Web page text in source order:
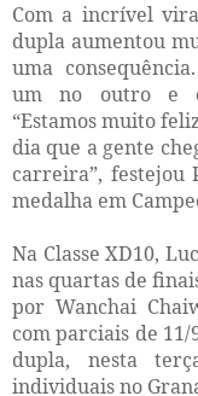
Com a incrível
dupla aumentou
uma
um no outro e
“Estamos muito
dia que a gente
carreira”, festejou
medalha em
Na Classe XD10,
nas quartas de
por Wanchai
com parciais de
dupla, nesta
individuais no